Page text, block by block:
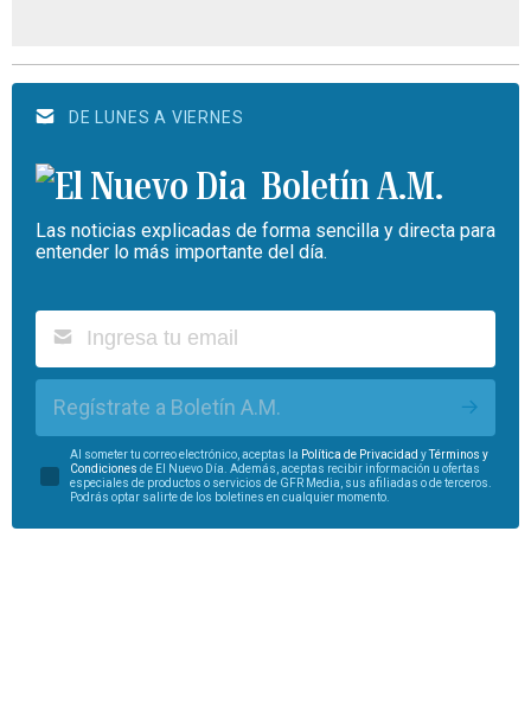
DE LUNES A VIERNES
Boletín A.M.
Las noticias explicadas de forma sencilla y directa para
entender lo más importante del día.
Regístrate a Boletín A.M.
Al someter tu correo electrónico, aceptas la Política de Privacidad yTérminos y
Condiciones de El Nuevo Día. Además, aceptas recibir información u ofertas
especiales de productos o servicios de GFR Media, sus afiliadas o de terceros.
Podrás optar salirte de los boletines en cualquier momento.